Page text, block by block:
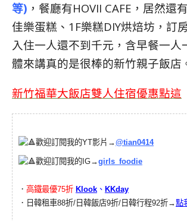
等) ，餐廳有HOVII CAFE，居然還
佳樂蛋糕、1F樂糕DIY烘焙坊，訂
入住一人還不到千元，含早餐一人
體來講真的是很棒的新竹親子飯店
新竹福華大飯店雙人住宿優惠點這
歡迎訂閱我的YT影片→@tian0414
歡迎訂閱我的IG→girls_foodie
． 高鐵最優75折 Klook 、 KKday
．日韓租車88折/日韓飯店9折/日韓行程92折→點